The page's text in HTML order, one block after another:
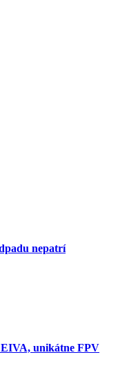
nepatrí
unikátne FPV